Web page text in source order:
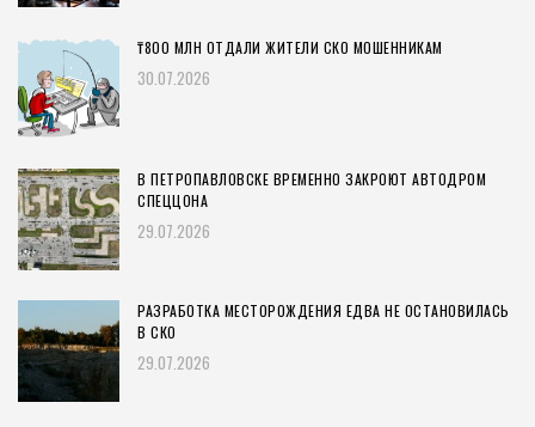
₸800 МЛН ОТДАЛИ ЖИТЕЛИ СКО МОШЕННИКАМ
30.07.2026
В ПЕТРОПАВЛОВСКЕ ВРЕМЕННО ЗАКРОЮТ АВТОДРОМ
СПЕЦЦОНА
29.07.2026
РАЗРАБОТКА МЕСТОРОЖДЕНИЯ ЕДВА НЕ ОСТАНОВИЛАСЬ
В СКО
29.07.2026